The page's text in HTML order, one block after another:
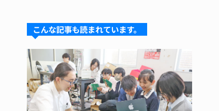
s
k
y
a
d
e
b
o
k
e
st
こんな記事も読まれています。